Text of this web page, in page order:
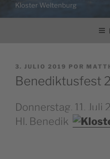
Kloster Weltenburg
PUBLICADO
EL
3. JULIO 2019 POR
Benediktusfest
Donnerstag, 11.
Hl. Benedikt